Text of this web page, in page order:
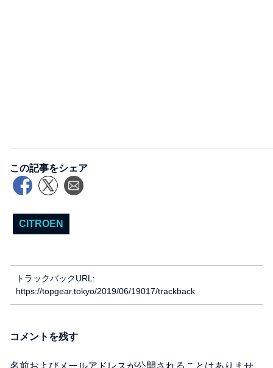
この記事をシェア
CITROEN
トラックバックURL:
https://topgear.tokyo/2019/06/19017/trackback
コメントを残す
名前およびメールアドレスが公開されることはありませ